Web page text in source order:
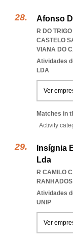
Afonso
R DO
CASTELO
VIANA DO
Atividades
LDA
Ver
Matches in
Activity
Insígnia
Lda
R CAMILO
Atividades
UNIP
Ver